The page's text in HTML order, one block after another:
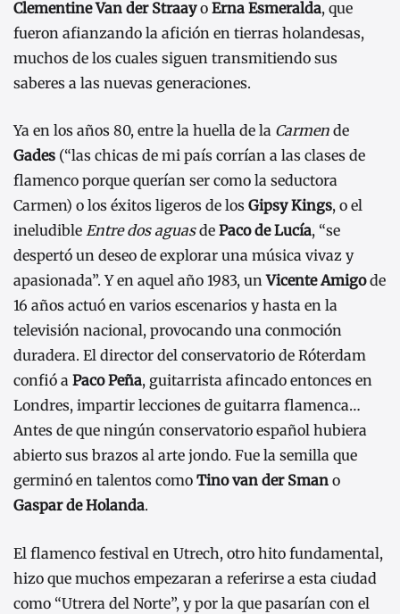
Clementine Van der Straayo Erna Esmeralda, que
fueron afianzando la afición en tierras holandesas,
muchos de los cuales siguen transmitiendo sus
saberes a las nuevas generaciones.
Ya en los años 80, entre la huella de la Carmen de
Gades (“las chicas de mi país corrían a las clases de
flamenco porque querían ser como la seductora
Carmen) o los éxitos ligeros de los Gipsy Kings, o el
ineludible Entre dos aguasde Paco de Lucía, “se
despertó un deseo de explorar una música vivaz y
apasionada”. Y en aquel año 1983, unVicente Amigode
16 años actuó en varios escenarios y hasta en la
televisión nacional, provocando una conmoción
duradera. El director del conservatorio de Róterdam
confió a Paco Peña, guitarrista afincado entonces en
Londres, impartir lecciones de guitarra flamenca…
Antes de que ningún conservatorio español hubiera
abierto sus brazos al arte jondo. Fue la semilla que
germinó en talentos como Tino van der Sman o
Gaspar de Holanda.
El flamenco festival en Utrech, otro hito fundamental,
hizo que muchos empezaran a referirse a esta ciudad
como “Utrera del Norte”, y por la que pasarían con el